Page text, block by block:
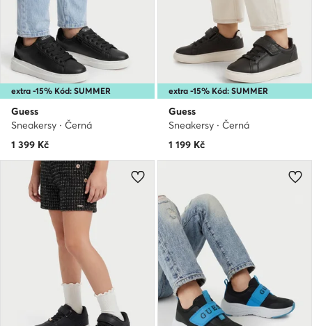
extra -15% Kód: SUMMER
Guess
Sneakersy · Černá
1 399 Kč
extra -15% Kód: SUMMER
Guess
Sneakersy · Černá
1 199 Kč